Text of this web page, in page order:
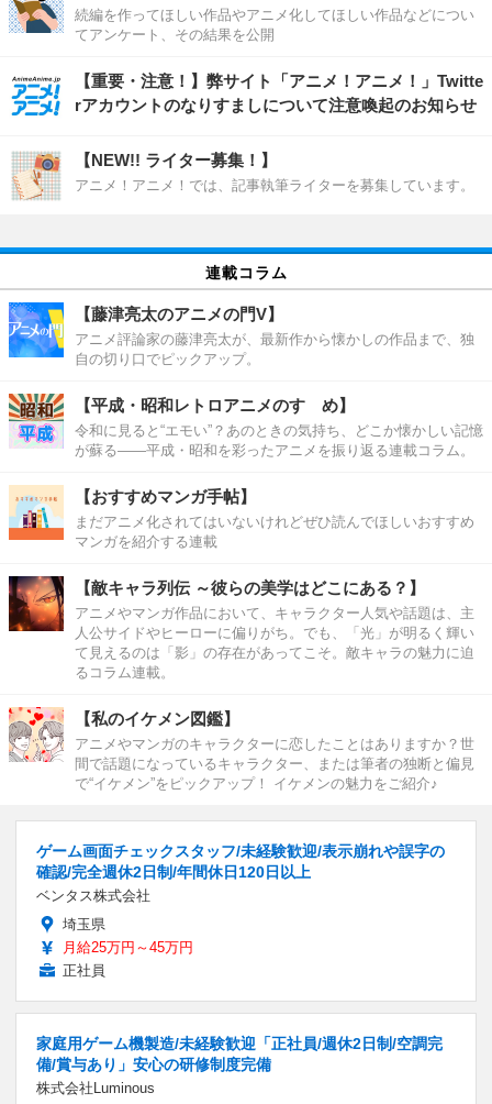
続編を作ってほしい作品やアニメ化してほしい作品などについ
てアンケート、その結果を公開
【重要・注意！】弊サイト「アニメ！アニメ！」Twitte
rアカウントのなりすましについて注意喚起のお知らせ
【NEW!! ライター募集！】
アニメ！アニメ！では、記事執筆ライターを募集しています。
連載コラム
【藤津亮太のアニメの門V】
アニメ評論家の藤津亮太が、最新作から懐かしの作品まで、独
自の切り口でピックアップ。
【平成・昭和レトロアニメのすゝめ】
令和に見ると“エモい”？あのときの気持ち、どこか懐かしい記憶
が蘇る――平成・昭和を彩ったアニメを振り返る連載コラム。
【おすすめマンガ手帖】
まだアニメ化されてはいないけれどぜひ読んでほしいおすすめ
マンガを紹介する連載
【敵キャラ列伝 ～彼らの美学はどこにある？】
アニメやマンガ作品において、キャラクター人気や話題は、主
人公サイドやヒーローに偏りがち。でも、「光」が明るく輝い
て見えるのは「影」の存在があってこそ。敵キャラの魅力に迫
るコラム連載。
【私のイケメン図鑑】
アニメやマンガのキャラクターに恋したことはありますか？世
間で話題になっているキャラクター、または筆者の独断と偏見
で“イケメン”をピックアップ！ イケメンの魅力をご紹介♪
ゲーム画面チェックスタッフ/未経験歓迎/表示崩れや誤字の
確認/完全週休2日制/年間休日120日以上
ベンタス株式会社
埼玉県
月給25万円～45万円
正社員
家庭用ゲーム機製造/未経験歓迎「正社員/週休2日制/空調完
備/賞与あり」安心の研修制度完備
株式会社Luminous